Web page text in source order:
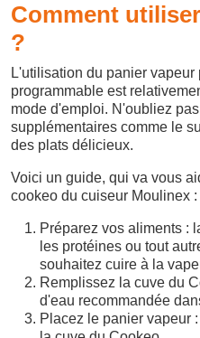
Comment
?
L'utilisation du panier vapeur
programmable est
mode d'emploi. N'oubliez
supplémentaires comme le
des plats délicieux.
Voici un guide, qui va vous
cookeo du cuiseur Moulinex :
Préparez vos aliments :
les protéines ou tout
souhaitez cuire à la
Remplissez la cuve du
d'eau recommandée
Placez le panier vapeur